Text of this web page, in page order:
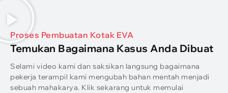
Proses Pembuatan Kotak EVA
Temukan Bagaimana Kasus Anda Dibuat
Selami video kami dan saksikan langsung bagaimana
pekerja terampil kami mengubah bahan mentah menjadi
sebuah mahakarya. Klik sekarang untuk memulai